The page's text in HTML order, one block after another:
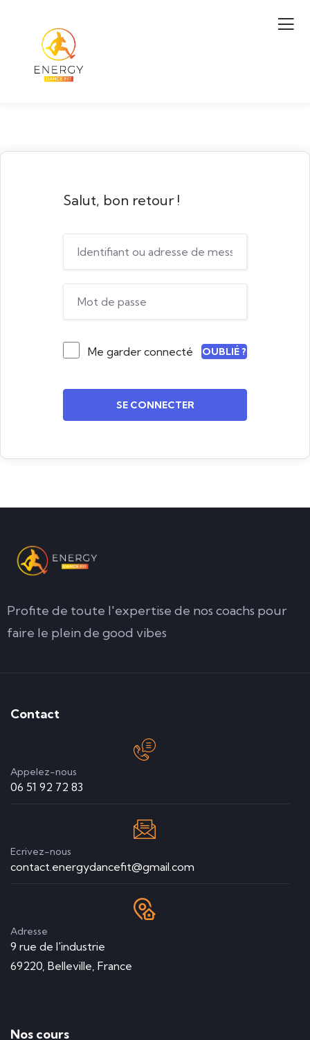
Salut, bon retour !
Me garder connecté OUBLIÉ ?
SE CONNECTER
Profite de toute l'expertise de nos coachs pour
faire le plein de good vibes
Contact
Appelez-nous
06 51 92 72 83
Ecrivez-nous
contact.energydancefit@gmail.com
Adresse
9 rue de l'industrie
69220, Belleville, France
Nos cours